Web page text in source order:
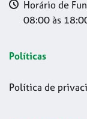
Horário de
08:00 às
Políticas
Política de